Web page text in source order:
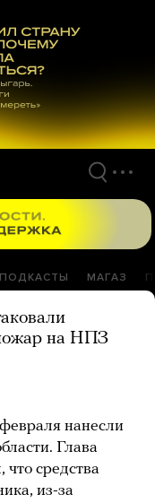
ПОДКАСТЫ МАГАЗ
на НПЗ
нанесли
Глава
средства
из-за